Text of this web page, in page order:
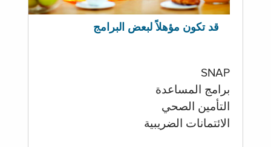
قد تكون مؤهلاً لبعض البرامج
SNAP
برامج المساعدة
التأمين الصحي
الائتمانات الضريبية